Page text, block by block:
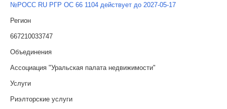
№РОСС RU РГР ОС 66 1104 действует до 2027-05-17
Регион
667210033747
Объединения
Ассоциация "Уральская палата недвижимости"
Услуги
Риэлторские услуги